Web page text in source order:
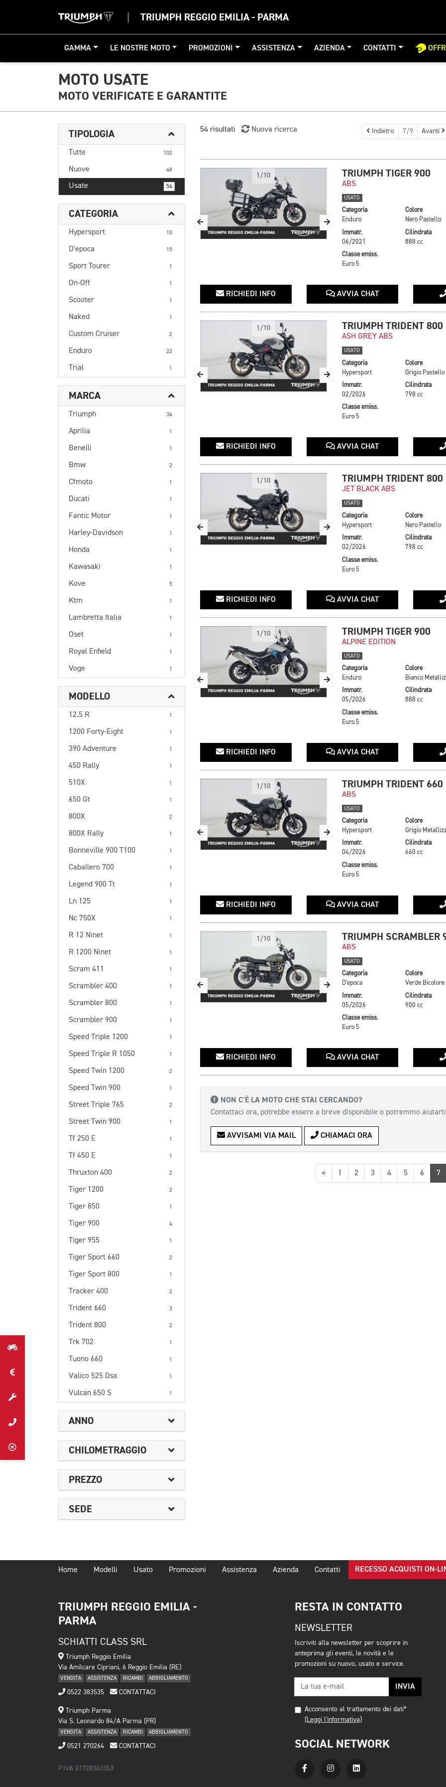
TRIUMPH REGGIO EMILIA - PARMA
GAMMA LE NOSTRE MOTO PROMOZIONI ASSISTENZA AZIENDA CONTATTI
MOTO USATE
MOTO VERIFICATE E GARANTITE
TIPOLOGIA
Tutte 102
Nuove 48
Usate 54
CATEGORIA
Hypersport 10
D'epoca 15
Sport Tourer 1
On-Off 1
Scooter 1
Naked 1
Custom Cruiser 2
Enduro 22
Trial 1
MARCA
Triumph 34
Aprilia 1
Benelli 1
Bmw 2
Cfmoto 1
Ducati 1
Fantic Motor 1
Harley-Davidson 1
Honda 1
Kawasaki 1
Kove 5
Ktm 1
Lambretta Italia 1
Oset 1
Royal Enfield 1
Voge 1
MODELLO
12.5 R 1
1200 Forty-Eight 1
390 Adventure 1
450 Rally 1
510X 1
650 Gt 1
800X 2
800X Rally 1
Bonneville 900 T100 1
Caballero 700 1
Legend 900 Tt 1
Ln 125 1
Nc 750X 1
R 12 Ninet 1
R 1200 Ninet 1
Scram 411 1
Scrambler 400 1
Scrambler 800 1
Scrambler 900 1
Speed Triple 1200 1
Speed Triple R 1050 1
Speed Twin 1200 2
Speed Twin 900 1
Street Triple 765 2
Street Twin 900 1
Tf 250 E 1
Tf 450 E 1
Thruxton 400 2
Tiger 1200 2
Tiger 850 1
Tiger 900 4
Tiger 955 1
Tiger Sport 660 2
Tiger Sport 800 1
Tracker 400 2
Trident 660 3
Trident 800 2
Trk 702 1
Tuono 660 1
Valico 525 Dsx 1
Vulcan 650 S 1
ANNO
CHILOMETRAGGIO
PREZZO
SEDE
54 risultati Nuova ricerca Indietro 7/9 Avanti
1/10 TRIUMPH TIGER 900
ABS
USATO
Categoria
Enduro
Colore
Nero Pastello
Immatr.
06/2021
Cilindrata
888 cc
Classe emiss.
Euro 5
RICHIEDI INFO AVVIA CHAT
1/10 TRIUMPH TRIDENT 800
ASH GREY ABS
USATO
Categoria
Hypersport
Colore
Grigio Pastello
Immatr.
02/2026
Cilindrata
798 cc
Classe emiss.
Euro 5
RICHIEDI INFO AVVIA CHAT
1/10 TRIUMPH TRIDENT 800
JET BLACK ABS
USATO
Categoria
Hypersport
Colore
Nero Pastello
Immatr.
02/2026
Cilindrata
798 cc
Classe emiss.
Euro 5
RICHIEDI INFO AVVIA CHAT
1/10 TRIUMPH TIGER 900
ALPINE EDITION
USATO
Categoria
Enduro
Colore
Immatr.
05/2026
Cilindrata
888 cc
Classe emiss.
Euro 5
RICHIEDI INFO AVVIA CHAT
1/10 TRIUMPH TRIDENT 660
ABS
USATO
Categoria
Hypersport
Colore
Immatr.
04/2026
Cilindrata
660 cc
Classe emiss.
Euro 5
RICHIEDI INFO AVVIA CHAT
1/10 TRIUMPH SCRAMBLER
ABS
USATO
Categoria
D'epoca
Colore
Verde Bicolore
Immatr.
05/2026
Cilindrata
900 cc
Classe emiss.
Euro 5
RICHIEDI INFO AVVIA CHAT
NON C'È LA MOTO CHE STAI CERCANDO?
Contattaci ora, potrebbe essere a breve disponibile o potremmo
AVVISAMI VIA MAIL CHIAMACI ORA
«Precedente
1 2 3 4 5 6 7
Home Modelli Usato Promozioni Assistenza Azienda Contatti RECESSO ACQUISTI ON-
TRIUMPH REGGIO EMILIA -
PARMA
SCHIATTI CLASS SRL
Triumph Reggio Emilia
Via Amilcare Cipriani, 6 Reggio Emilia (RE)
VENDITA ASSISTENZA RICAMBI ABBIGLIAMENTO
0522 383535 CONTATTACI
Triumph Parma
Via S. Leonardo 84/A Parma (PR)
VENDITA ASSISTENZA RICAMBI ABBIGLIAMENTO
0521 270264 CONTATTACI
P.IVA 01728360353
RESTA IN CONTATTO
NEWSLETTER
Iscriviti alla newsletter per scoprire in
anteprima gli eventi, le novità e le
promozioni su nuovo, usato e service.
INVIA
Acconsento al trattamento dei dati*
(Leggi l'informativa)
SOCIAL NETWORK